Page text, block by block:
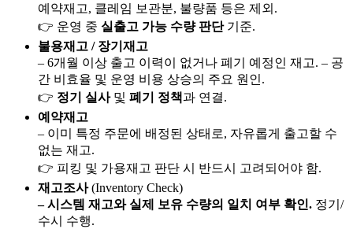
예약재고, 클레임 보관분, 불량품 등은 제외.
👉 운영 중 실출고 가능 수량 판단기준.
불용재고 / 장기재고
– 6개월 이상 출고 이력이 없거나 폐기 예정인 재고. – 공
간 비효율 및 운영 비용 상승의 주요 원인.
👉 정기 실사및 폐기 정책과 연결.
예약재고
– 이미 특정 주문에 배정된 상태로, 자유롭게 출고할 수
없는 재고.
👉 피킹 및 가용재고 판단 시 반드시 고려되어야 함.
재고조사(Inventory Check)
– 시스템 재고와 실제 보유 수량의 일치 여부 확인. 정기/
수시 수행.